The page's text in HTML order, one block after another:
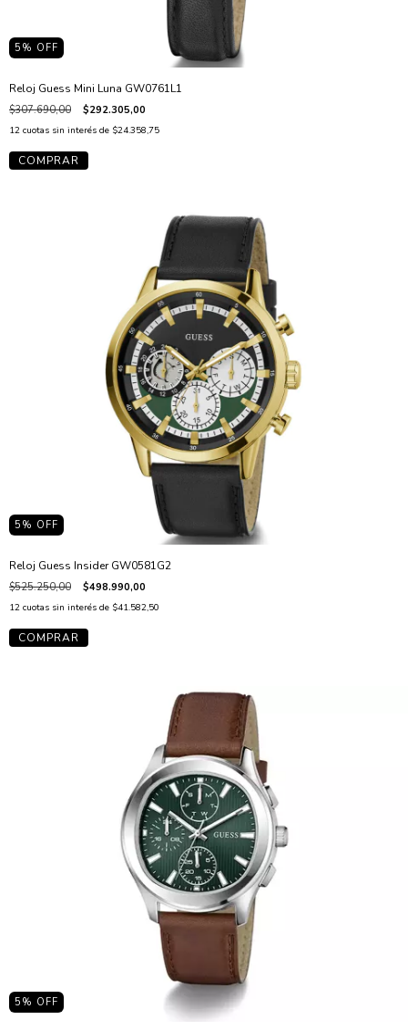
5 % OFF
Reloj Guess Mini Luna GW0761L1
$307.690,00 $292.305,00
12 cuotas sin interés de $24.358,75
5 % OFF
Reloj Guess Insider GW0581G2
$525.250,00 $498.990,00
12 cuotas sin interés de $41.582,50
5 % OFF